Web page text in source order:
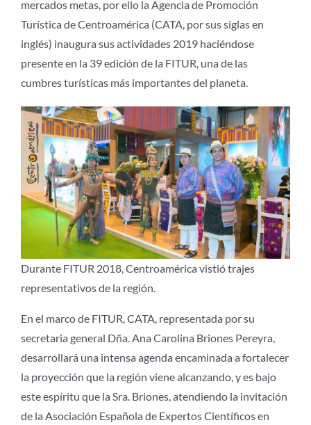
mercados metas, por ello la Agencia de Promoción
Turística de Centroamérica (CATA, por sus siglas en
inglés) inaugura sus actividades 2019 haciéndose
presente en la 39 edición de la FITUR, una de las
cumbres turísticas más importantes del planeta.
Durante FITUR 2018, Centroamérica vistió trajes
representativos de la región.
En el marco de FITUR, CATA, representada por su
secretaria general Dña. Ana Carolina Briones Pereyra,
desarrollará una intensa agenda encaminada a fortalecer
la proyección que la región viene alcanzando, y es bajo
este espíritu que la Sra. Briones, atendiendo la invitación
de la Asociación Española de Expertos Científicos en